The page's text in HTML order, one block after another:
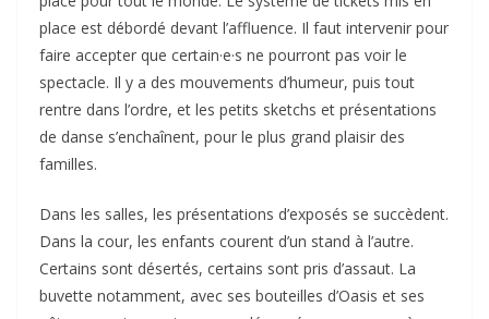
place est débordé devant l’affluence. Il faut intervenir pour
faire accepter que certain·e·s ne pourront pas voir le
spectacle. Il y a des mouvements d’humeur, puis tout
rentre dans l’ordre, et les petits sketchs et présentations
de danse s’enchaînent, pour le plus grand plaisir des
familles.
Dans les salles, les présentations d’exposés se succèdent.
Dans la cour, les enfants courent d’un stand à l’autre.
Certains sont désertés, certains sont pris d’assaut. La
buvette notamment, avec ses bouteilles d’Oasis et ses